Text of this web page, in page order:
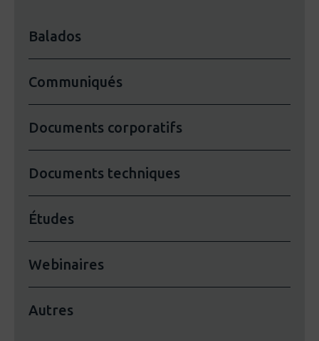
Balados
Communiqués
Documents corporatifs
Documents techniques
Études
Webinaires
Autres